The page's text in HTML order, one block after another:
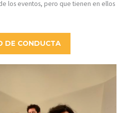
los eventos, pero que tienen en ellos
DE CONDUCTA